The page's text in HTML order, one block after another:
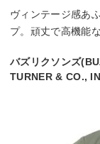
ヴィンテージ感あ
プ。頑丈で高機能
バズリクソンズ
TURNER & CO.,